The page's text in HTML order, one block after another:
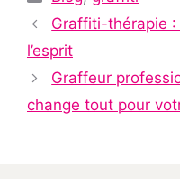
Graffiti-thérapie :
l’esprit
Graffeur
change tout pour